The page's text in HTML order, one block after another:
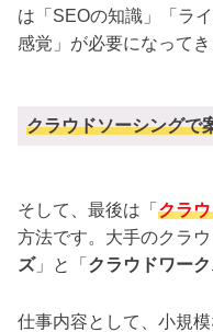
は「SEOの知識」「ラ
感覚」が必要になってき
クラウドソーシングで
そして、最後は「 クラ
方法です。大手のクラ
ズ」と「 クラウドワー
仕事内容として、小規